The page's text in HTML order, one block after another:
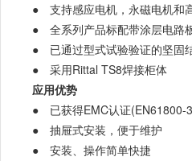
● 支持感应电机，永磁电机和
● 全系列产品标配带涂层电路
● 已通过型式试验验证的坚固
● 采用Rittal TS8焊接柜体
应用优势
● 已获得EMC认证(EN61800-
● 抽屉式安装，便于维护
● 安装、操作简单快捷